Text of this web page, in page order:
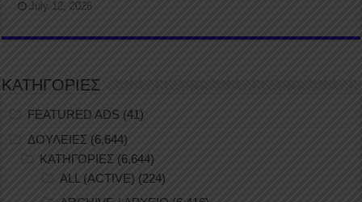
July 12, 2026
ΚΑΤΗΓΟΡΙΕΣ
FEATURED ADS (41)
ΔΟΥΛΕΙΕΣ (6,644)
ΚΑΤΗΓΟΡΙΕΣ (6,644)
ALL (ACTIVE) (224)